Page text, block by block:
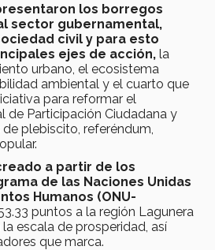
los borregos
sector gubernamental,
civil y para esto
ejes de acción, la
urbano, el ecosistema
ambiental y el cuarto que
para reformar el
de Participación Ciudadana y
plebiscito, referéndum,
a partir de los
de las Naciones Unidas
Humanos (ONU-
puntos a la región Lagunera
escala de prosperidad, así
que marca.